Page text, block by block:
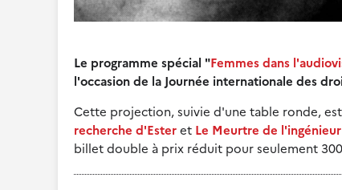
Le programme spécial "Femmes dans
l'occasion de la Journée internationale des
Cette projection, suivie d'une table ronde,
recherche d'Esteret Le Meurtre de
billet double à prix réduit pour seulement